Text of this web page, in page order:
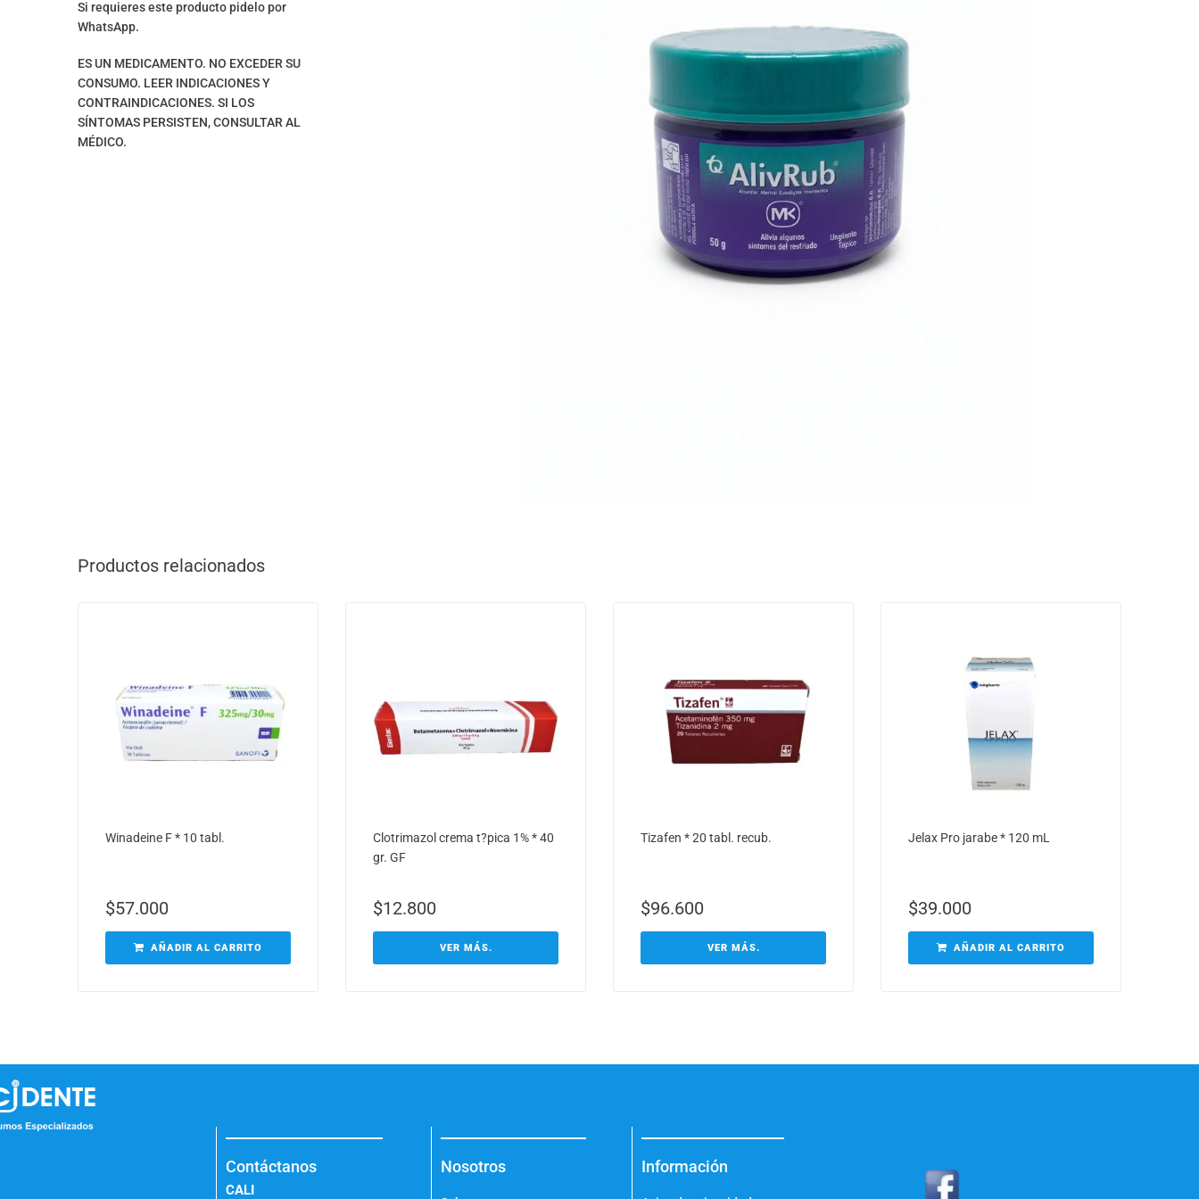
Si requieres este producto pidelo por
WhatsApp.
ES UN MEDICAMENTO. NO EXCEDER SU
CONSUMO. LEER INDICACIONES Y
CONTRAINDICACIONES. SI LOS
SÍNTOMAS PERSISTEN, CONSULTAR AL
MÉDICO.
Productos relacionados
Winadeine F * 10 tabl.
$57.000
AÑADIR AL CARRITO
Clotrimazol crema t?pica 1% * 40
gr. GF
$12.800
VER MÁS.
Tizafen * 20 tabl. recub.
$96.600
VER MÁS.
Jelax Pro jarabe * 120 mL
$39.000
AÑADIR AL CARRITO
Contáctanos
CALI
Nosotros Información